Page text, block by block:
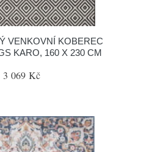
VENKOVNÍ KOBEREC
KARO, 160 X 230 CM
3 069 Kč